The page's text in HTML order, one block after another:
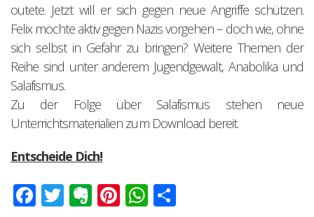
outete. Jetzt will er sich gegen neue Angriffe schützen.
Felix möchte aktiv gegen Nazis vorgehen – doch wie, ohne
sich selbst in Gefahr zu bringen? Weitere Themen der
Reihe sind unter anderem Jugendgewalt, Anabolika und
Salafismus.
Zu der Folge über Salafismus stehen neue
Unterrichtsmaterialien zum Download bereit.
Entscheide Dich!
Facebook
Twitter
Evernote
Pinterest
WhatsApp